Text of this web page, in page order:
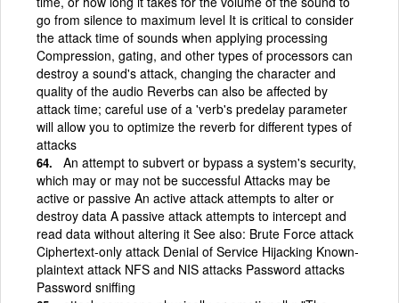
go from silence to maximum level It is critical to consider
the attack time of sounds when applying processing
Compression, gating, and other types of processors can
destroy a sound's attack, changing the character and
quality of the audio Reverbs can also be affected by
attack time; careful use of a 'verb's predelay parameter
will allow you to optimize the reverb for different types of
attacks
An attempt to subvert or bypass a system's security,
which may or may not be successful Attacks may be
active or passive An active attack attempts to alter or
destroy data A passive attack attempts to intercept and
read data without altering it See also: Brute Force attack
Ciphertext-only attack Denial of Service Hijacking Known-
plaintext attack NFS and NIS attacks Password attacks
Password sniffing